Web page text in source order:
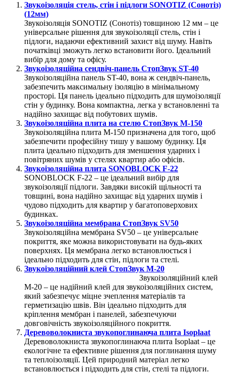
Звукоізоляція стель, стін і підлоги SONOTIZ (Сонотіз)
(12мм)
Звукоізоляція SONOTIZ (Сонотіз) товщиною 12 мм – це
універсальне рішення для звукоізоляції стель, стін і
підлоги, надаючи ефективний захист від шуму. Навіть
початківці зможуть легко встановити його. Ідеальний
вибір для дому та офісу.
Звукоізоляційна сендвіч-панель СтопЗвук ST-40
Звукоізоляційна панель ST-40, вона ж сендвіч-панель,
забезпечить максимальну ізоляцію в мінімальному
просторі. Ця панель ідеально підходить для шумоізоляції
стін у будинку. Вона компактна, легка у встановленні та
надійно захищає від побутових шумів.
Звукоізоляційна плита на стелю СтопЗвук М-150
Звукоізоляційна плита М-150 призначена для того, щоб
забезпечити професійну тишу у вашому будинку. Ця
плита ідеально підходить для зменшення ударних і
повітряних шумів у стелях квартир або офісів.
Звукоізоляційна плита SONOBLOCK F-22
SONOBLOCK F-22 – це ідеальний вибір для
звукоізоляції підлоги. Завдяки високій щільності та
товщині, вона надійно захищає від ударних шумів і
чудово підходить для квартир у багатоповерхових
будинках.
Звукоізоляційна мембрана СтопЗвук SV50
Звукоізоляційна мембрана SV50 – це універсальне
покриття, яке можна використовувати на будь-яких
поверхнях. Ця мембрана легко встановлюється і
ідеально підходить для стін, підлоги та стелі.
Звукоізоляційний клей СтопЗвук М-20
Звукоізоляційний клей
М-20 – це надійний клей для звукоізоляційних систем,
який забезпечує міцне зчеплення матеріалів та
герметизацію швів. Він ідеально підходить для
кріплення мембран і панелей, забезпечуючи
довговічність звукоізоляційного покриття.
Деревоволокниста звукопоглинаюча плита Isoplaat
Деревоволокниста звукопоглинаюча плита Isoplaat – це
екологічне та ефективне рішення для поглинання шуму
та теплоізоляції. Цей природний матеріал легко
встановлюється і підходить для стін, стелі та підлоги.